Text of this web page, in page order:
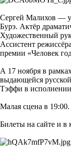
Сергей Малихов —
Бурэ. Актёр
Художественный
Ассистент
премии «Человек
А 17 ноября в
выдающейся
Тэффи в
Малая сцена в 19:00.
Билеты на сайте и в